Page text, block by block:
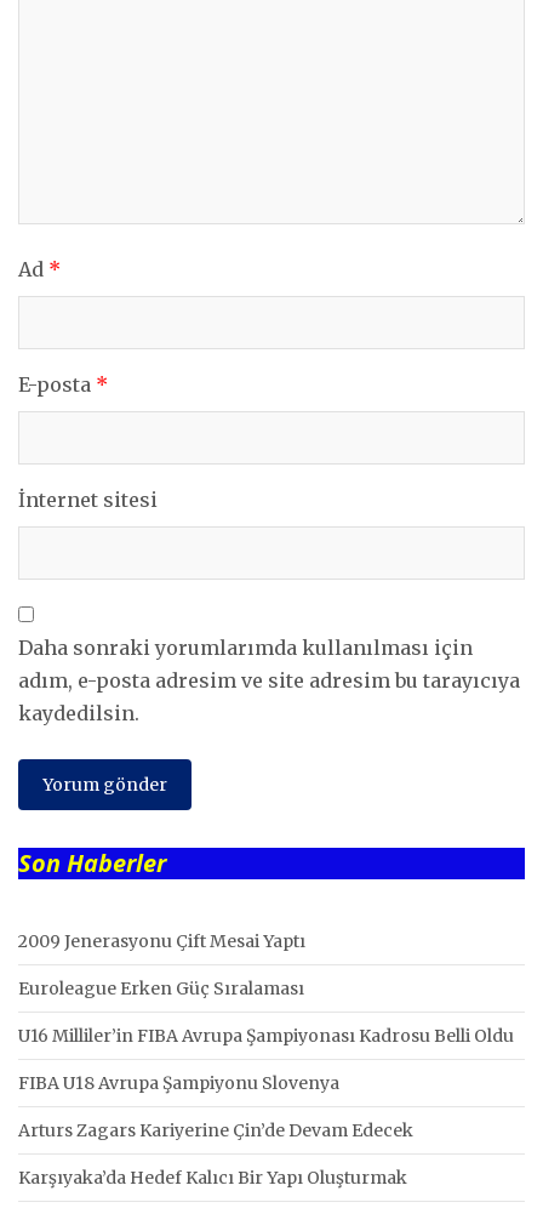
Ad *
E-posta *
İnternet sitesi
Daha sonraki yorumlarımda kullanılması için
adım, e-posta adresim ve site adresim bu tarayıcıya
kaydedilsin.
Son Haberler
2009 Jenerasyonu Çift Mesai Yaptı
Euroleague Erken Güç Sıralaması
U16 Milliler’in FIBA Avrupa Şampiyonası Kadrosu Belli Oldu
FIBA U18 Avrupa Şampiyonu Slovenya
Arturs Zagars Kariyerine Çin’de Devam Edecek
Karşıyaka’da Hedef Kalıcı Bir Yapı Oluşturmak